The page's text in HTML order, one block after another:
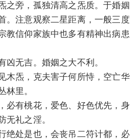
之旁，孤独清高之炁质。于婚姻
。注意观察二星距离，一般三度
教信仰家族中也多有精神出病患
无吉。婚姻之大不利。
木炁，克夫害子何所恃，空亡华
里。
必有桃花，爱色、好色优先，身
无礼之淫。
绝处是也，会丧吊二符计都，必